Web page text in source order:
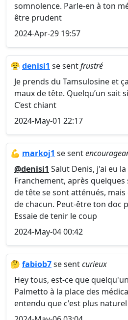
somnolence. Parle-en à ton
être prudent
2024-Apr-29 19:57
😤 denisi1 se sentfrustré
Je prends du Tamsulosine et
maux de tête. Quelqu’un sait
C’est chiant
2024-May-01 22:17
💪 markoj1 se sent
@denisi1 Salut Denis, j'ai eu
Franchement, après quelques
de tête se sont atténués,
de chacun. Peut-être ton doc
Essaie de tenir le coup
2024-May-04 00:42
🤔 fabiob7se sentcurieux
Hey tous, est-ce que
Palmetto à la place des
entendu que c'est plus naturel